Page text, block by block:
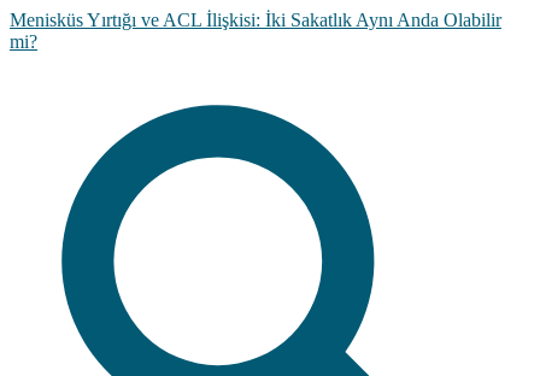
Menisküs Yırtığı ve ACL İlişkisi: İki Sakatlık Aynı Anda Olabilir
mi?